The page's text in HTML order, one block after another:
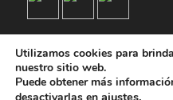
Utilizamos cookies para
nuestro sitio web.
Puede obtener más
ajustes.